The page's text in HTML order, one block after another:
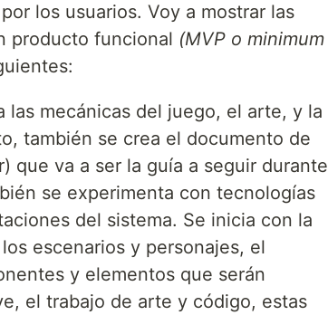
los usuarios. Voy a mostrar las
producto funcional (MVP o minimum
las mecánicas del juego, el arte, y la
también se crea el documento de
que va a ser la guía a seguir durante
se experimenta con tecnologías
del sistema. Se inicia con la
escenarios y personajes, el
y elementos que serán
el trabajo de arte y código, estas